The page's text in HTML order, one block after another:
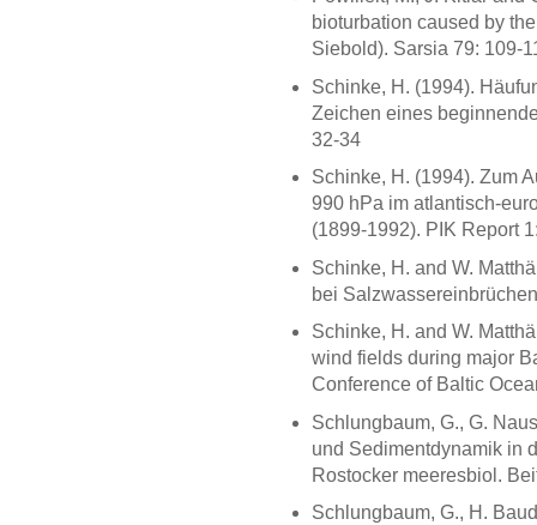
bioturbation caused by
Siebold). Sarsia 79: 109-
Schinke, H. (1994).
Zeichen eines
32-34
Schinke, H. (1994). Zum
990 hPa im atlantisch-
(1899-1992). PIK Report
Schinke, H. and W.
bei
Schinke, H. and W.
wind fields during major
Conference of Baltic
Schlungbaum, G., G.
und Sedimentdynamik in
Rostocker meeresbiol.
Schlungbaum, G., H.